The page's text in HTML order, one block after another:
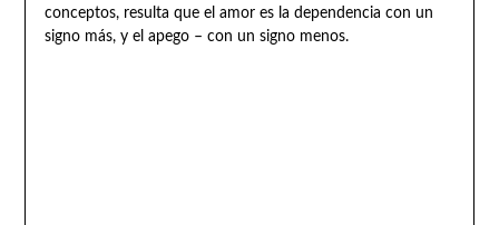
conceptos, resulta que el amor es la dependencia con un
signo más, y el apego – con un signo menos.